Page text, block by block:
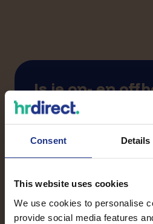
Consent Details
This website uses cookies
We use cookies to personalise
provide social media features
Is je on- en
goed en
ingericht?
en direct toepasbaar.
Neem contact op